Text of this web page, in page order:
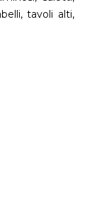
tavoli alti,